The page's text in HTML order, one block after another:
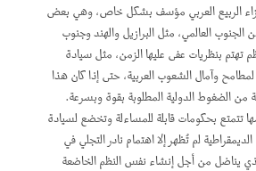
الربيع العربي مؤسف بشكل خاص، وهي بعض
الجنوب العالمي، مثل البرازيل والهند وجنوب
تهتم بنظريات عفى عليها الزمن، مثل سيادة
لمطامح وآمال الشعوب العربية، حتى إذا كان هذا
من الضغوط الدولية المطلوبة بقوة وبسرعة.
تتمتع بحكومات قابلة للمساءلة وتخضع لسيادة
لم تُظهر إلا اهتمام نادر التجلي في
يناضل من أجل إنشاء نفس النظم الخاضعة